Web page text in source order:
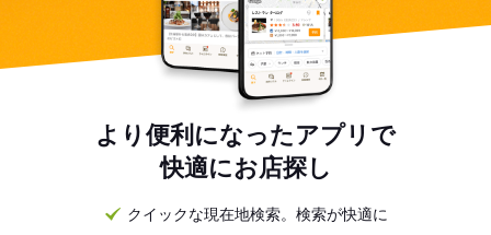
より便利になったアプリで
快適にお店探し
クイックな現在地検索。検索が快適に